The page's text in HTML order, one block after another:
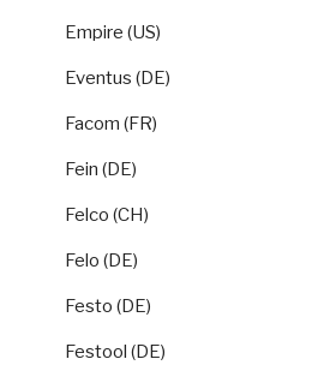
Empire (US)
Eventus (DE)
Facom (FR)
Fein (DE)
Felco (CH)
Felo (DE)
Festo (DE)
Festool (DE)